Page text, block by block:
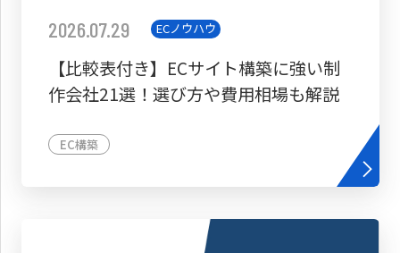
2026.07.29 ECノウハウ
【比較表付き】ECサイト構築に強い制
作会社21選！選び方や費用相場も解説
EC構築